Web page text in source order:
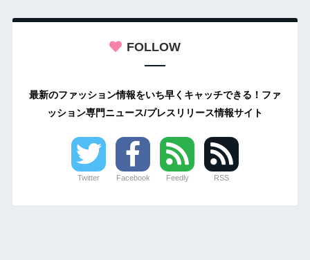
FOLLOW
最新のファッション情報をいち早くキャッチできる！ファ
ッション専門ニュース/プレスリリース情報サイト
Twitter Facebook Feedly RSS